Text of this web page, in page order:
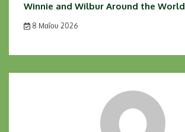
Winnie and Wilbur Around the World
8 Μαΐου 2026